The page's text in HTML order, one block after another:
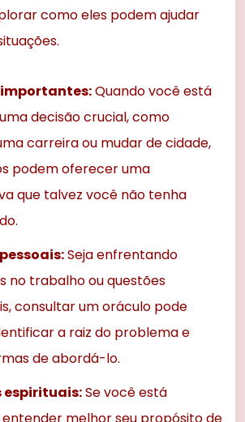
como eles podem ajudar
importantes:Quando você está
decisão crucial, como
carreira ou mudar de cidade,
podem oferecer uma
que talvez você não tenha
Seja enfrentando
no trabalho ou questões
consultar um oráculo pode
a raiz do problema e
de abordá-lo.
espirituais:Se você está